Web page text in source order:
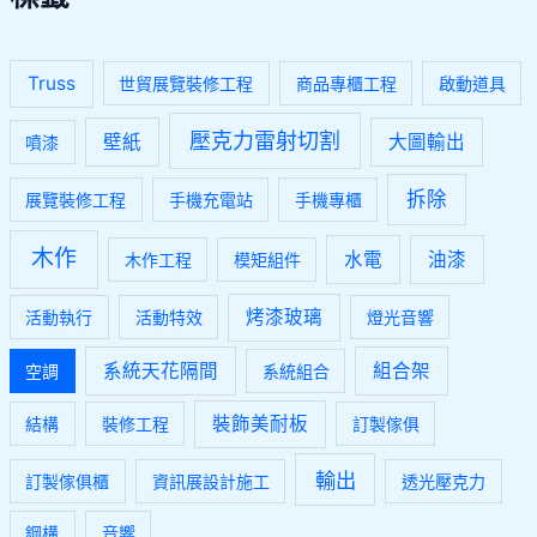
Truss 世貿展覽裝修工程 商品專櫃工程 啟動道具
噴漆 壁紙 壓克力雷射切割 大圖輸出
展覽裝修工程 手機充電站 手機專櫃 拆除
木作 木作工程 模矩組件 水電 油漆
活動執行 活動特效 烤漆玻璃 燈光音響
空調 系統天花隔間 系統組合 組合架
結構 裝修工程 裝飾美耐板 訂製傢俱
訂製傢俱櫃 資訊展設計施工 輸出 透光壓克力